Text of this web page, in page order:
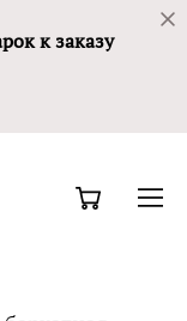
к заказу